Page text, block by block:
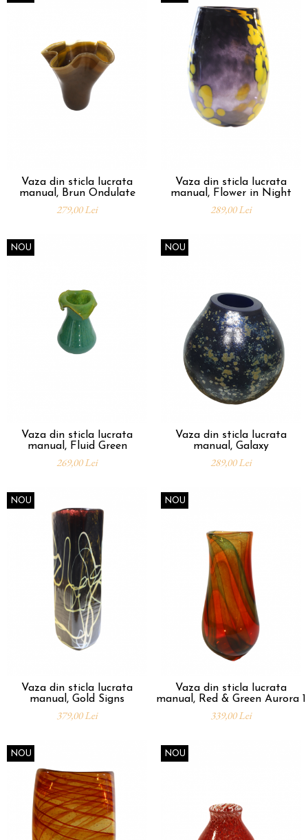
Vaza din sticla lucrata
manual, Brun Ondulate
279,00 Lei
Vaza din sticla lucrata
manual, Flower in Night
289,00 Lei
NOU
Vaza din sticla lucrata
manual, Fluid Green
269,00 Lei
NOU
Vaza din sticla lucrata
manual, Galaxy
289,00 Lei
NOU
Vaza din sticla lucrata
manual, Gold Signs
379,00 Lei
NOU
Vaza din sticla lucrata
manual, Red & Green Aurora 1
339,00 Lei
NOU NOU